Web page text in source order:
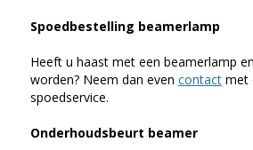
Spoedbestelling beamerlamp
Heeft u haast met een beamerlamp
worden? Neem dan even contact met
spoedservice.
Onderhoudsbeurt beamer